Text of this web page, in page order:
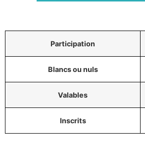
Participation
Blancs ou nuls
Valables
Inscrits